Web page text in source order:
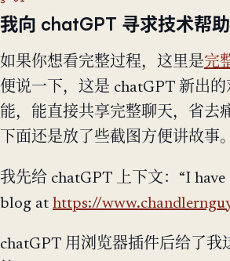
我向 chatGPT 寻求技术帮助
如果你想看完整过程，这里是完
便说一下，这是 chatGPT 新出
能，能直接共享完整聊天，省去
下面还是放了些截图方便讲故事
我先给 chatGPT 上下文：“I have
blog at https://
chatGPT 用浏览器插件后给了我